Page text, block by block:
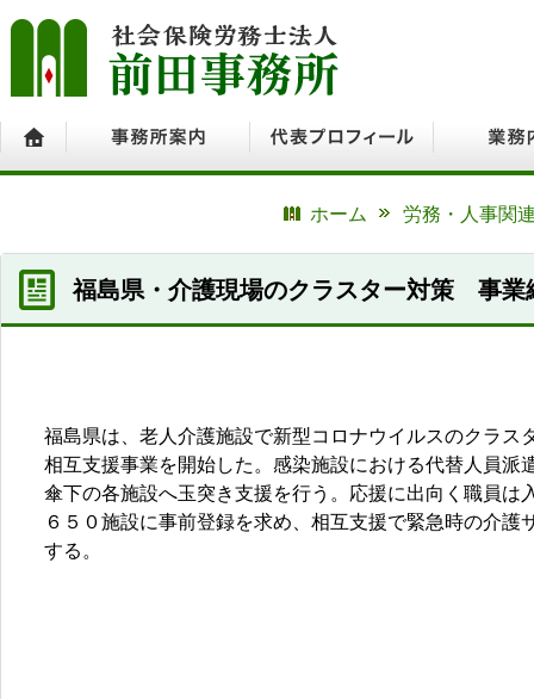
ホーム
労務・人事関
福島県・介護現場のクラスター対策 事業
福島県は、老人介護施設で新型コロナウイルスのクラ
相互支援事業を開始した。感染施設における代替人員
傘下の各施設へ玉突き支援を行う。応援に出向く職員
６５０施設に事前登録を求め、相互支援で緊急時の介
する。